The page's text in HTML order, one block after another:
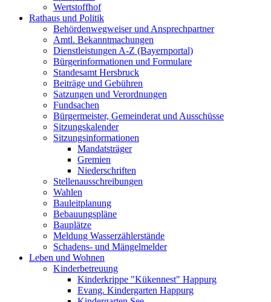
Wertstoffhof
Rathaus und Politik
Behördenwegweiser und Ansprechpartner
Amtl. Bekanntmachungen
Dienstleistungen A-Z (Bayernportal)
Bürgerinformationen und Formulare
Standesamt Hersbruck
Beiträge und Gebühren
Satzungen und Verordnungen
Fundsachen
Bürgermeister, Gemeinderat und Ausschüsse
Sitzungskalender
Sitzungsinformationen
Mandatsträger
Gremien
Niederschriften
Stellenausschreibungen
Wahlen
Bauleitplanung
Bebauungspläne
Bauplätze
Meldung Wasserzählerstände
Schadens- und Mängelmelder
Leben und Wohnen
Kinderbetreuung
Kinderkrippe "Kükennest" Happurg
Evang. Kindergarten Happurg